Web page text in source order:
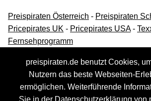
Preispiraten Österreich - Preispiraten
Pricepirates UK - Pricepirates USA-
Fernsehprogramm
preispiraten.de benutzt Cookies,
Nutzern das beste Webseiten-
ermöglichen. Weiterführende
Sie in der Datenschutzerklärung von